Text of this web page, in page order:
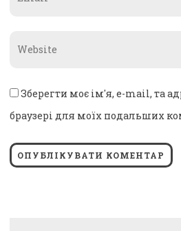
Зберегти моє ім'я, e-mail, та
браузері для моїх подальших